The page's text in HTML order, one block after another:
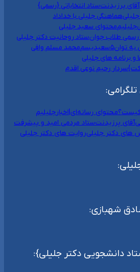
آقای پرزیدنتستاد انتخاباتی {رسمی}
هماهنگی جلیلی با خداداد
جلیلیممحتوای سعید جلیلی
رسمی طلاب جوانستاد روحانیت دکتر جلیلی
توان۵ سعیدیسممحمد مسلم وافی
برنامه های جلیلی
سردار رحیم نوعی اقدم
محتوای رسانه‌ای|اخبارجلیلیم
آقای پرزیدنتستاد مردمی امید و پیشرفت
های دکتر جلیلیروایت های دکتر جلیلی
شهبازی:
دانشجویی دکتر جلیلی}: